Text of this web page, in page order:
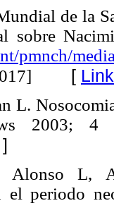
de la
sobre
pmnch/
[
L.
2003; 4
]
Alonso L,
el periodo